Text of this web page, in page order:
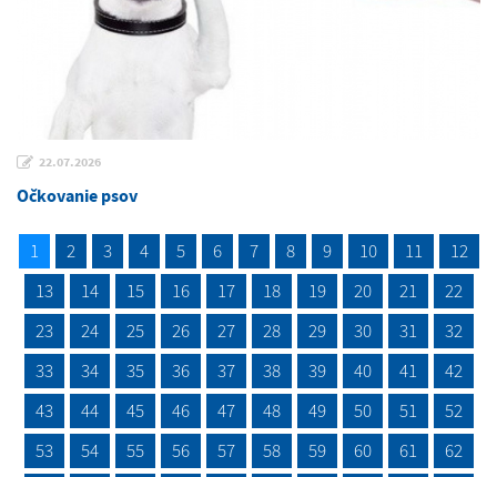
22.07.2026
Očkovanie psov
1 2 3 4 5 6 7 8 9 10 11
12
13
14 15 16 17 18 19 20 21
22
23
24 25 26 27 28 29 30 31
32
33
34 35 36 37 38 39 40 41
42
43
44 45 46 47 48 49 50 51
52
53
54 55 56 57 58 59 60 61
62